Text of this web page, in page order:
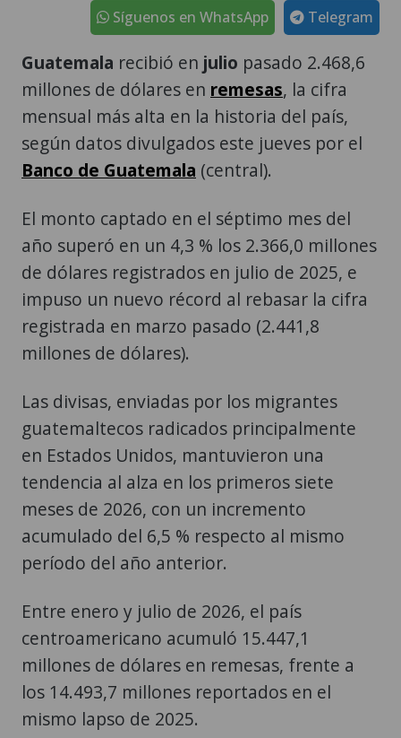
Telegram
Síguenos en WhatsApp
Guatemala recibió en julio pasado 2.468,6
millones de dólares en remesas, la cifra
mensual más alta en la historia del país,
según datos divulgados este jueves por el
Banco de Guatemala (central).
El monto captado en el séptimo mes del
año superó en un 4,3 % los 2.366,0 millones
de dólares registrados en julio de 2025, e
impuso un nuevo récord al rebasar la cifra
registrada en marzo pasado (2.441,8
millones de dólares).
Las divisas, enviadas por los migrantes
guatemaltecos radicados principalmente
en Estados Unidos, mantuvieron una
tendencia al alza en los primeros siete
meses de 2026, con un incremento
acumulado del 6,5 % respecto al mismo
período del año anterior.
Entre enero y julio de 2026, el país
centroamericano acumuló 15.447,1
millones de dólares en remesas, frente a
los 14.493,7 millones reportados en el
mismo lapso de 2025.